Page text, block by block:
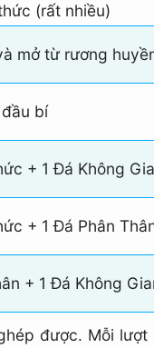
(rất nhiều)
mở từ rương
bí
+ 1 Đá Không
+ 1 Đá Phân
+ 1 Đá Không
được. Mỗi lượt